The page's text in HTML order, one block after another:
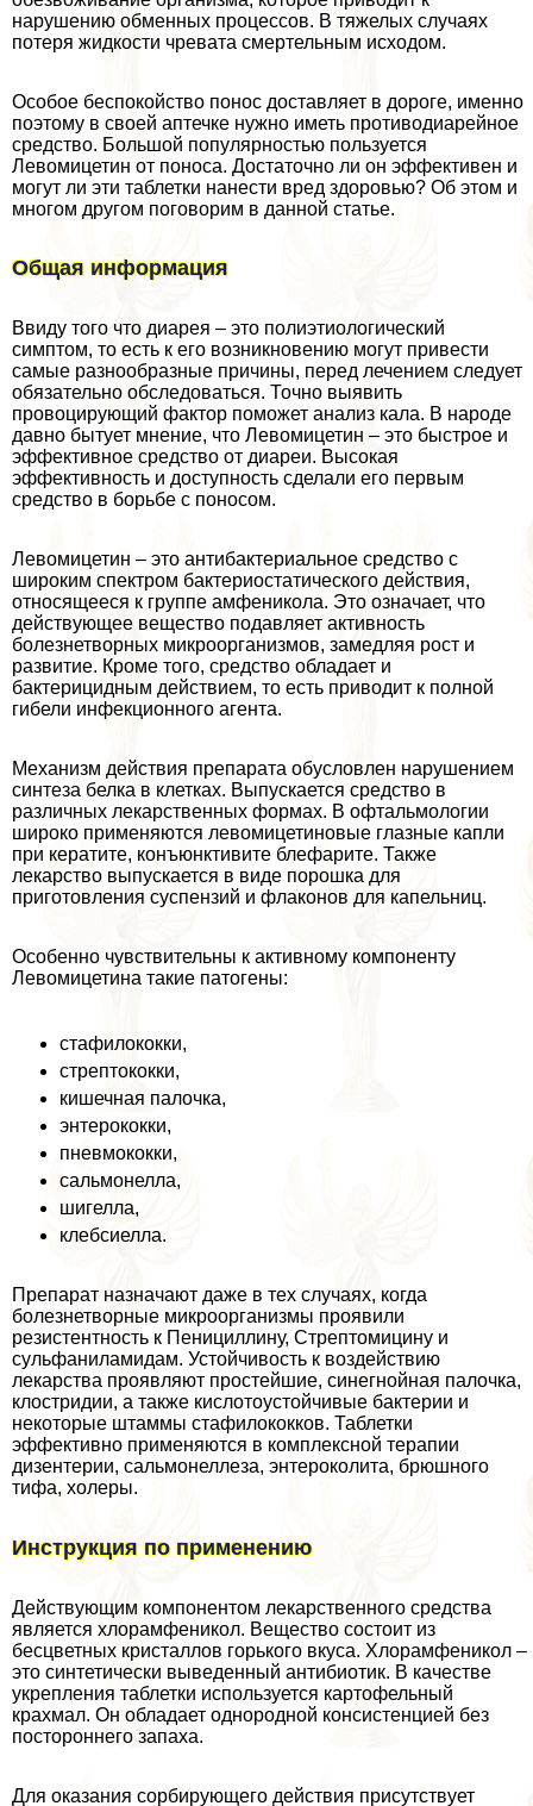
нарушению обменных процессов. В тяжелых случаях
потеря жидкости чревата cмepтельным исходом.
Особое беспокойство понос доставляет в дороге, именно
поэтому в своей аптечке нужно иметь противодиарейное
средство. Большой популярностью пользуется
Левомицетин от поноса. Достаточно ли он эффективен и
могут ли эти таблетки нанести вред здоровью? Об этом и
многом другом поговорим в данной статье.
Общая информация
Ввиду того что диарея – это полиэтиологический
симптом, то есть к его возникновению могут привести
самые разнообразные причины, перед лечением следует
обязательно обследоваться. Точно выявить
провоцирующий фактор поможет анализ кала. В народе
давно бытует мнение, что Левомицетин – это быстрое и
эффективное средство от диареи. Высокая
эффективность и доступность сделали его первым
средство в борьбе с поносом.
Левомицетин – это антибактериальное средство с
широким спектром бактериостатического действия,
относящееся к группе амфеникола. Это означает, что
действующее вещество подавляет активность
болезнетворных микроорганизмов, замедляя рост и
развитие. Кроме того, средство обладает и
бактерицидным действием, то есть приводит к полной
гибели инфекционного агента.
Механизм действия препарата обусловлен нарушением
синтеза белка в клетках. Выпускается средство в
различных лекарственных формах. В офтальмологии
широко применяются левомицетиновые глазные капли
при кератите, конъюнктивите блефарите. Также
лекарство выпускается в виде порошка для
приготовления суспензий и флаконов для капельниц.
Особенно чувствительны к активному компоненту
Левомицетина такие патогены:
стафилококки,
стрептококки,
кишечная палочка,
энтерококки,
пневмококки,
сальмонелла,
шигелла,
клебсиелла.
Препарат назначают даже в тех случаях, когда
болезнетворные микроорганизмы проявили
резистентность к Пенициллину, Стрептомицину и
сульфаниламидам. Устойчивость к воздействию
лекарства проявляют простейшие, синегнойная палочка,
клостридии, а также кислотоустойчивые бактерии и
некоторые штаммы стафилококков. Таблетки
эффективно применяются в комплексной терапии
дизентерии, сальмонеллеза, энтероколита, брюшного
тифа, холеры.
Инструкция по применению
Действующим компонентом лекарственного средства
является хлорамфеникол. Вещество состоит из
бесцветных кристаллов горького вкуса. Хлорамфеникол –
это синтетически выведенный антибиотик. В качестве
укрепления таблетки используется картофельный
крахмал. Он обладает однородной консистенцией без
постороннего запаха.
Для оказания сорбирующего действия присутствует